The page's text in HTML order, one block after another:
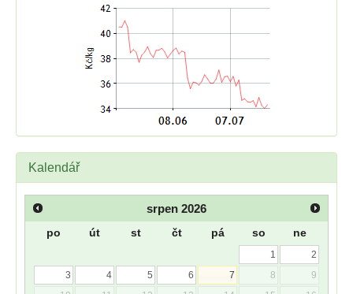
Kalendář
srpen 2026
po út st čt pá so ne
1
2
3
4 5 6 7 8
9